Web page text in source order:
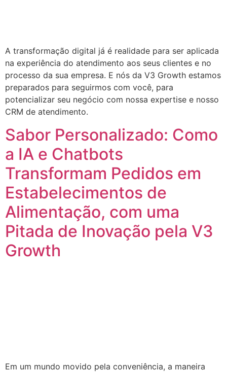
A transformação digital já é realidade para ser aplicada
na experiência do atendimento aos seus clientes e no
processo da sua empresa. E nós da V3 Growth estamos
preparados para seguirmos com você, para
potencializar seu negócio com nossa expertise e nosso
CRM de atendimento.
Sabor Personalizado: Como
a IA e Chatbots
Transformam Pedidos em
Estabelecimentos de
Alimentação, com uma
Pitada de Inovação pela V3
Growth
Em um mundo movido pela conveniência, a maneira